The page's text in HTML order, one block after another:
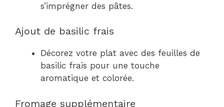
s’imprégner des pâtes.
Ajout de basilic frais
Décorez votre plat avec des feuilles de
basilic frais pour une touche
aromatique et colorée.
Fromage supplémentaire